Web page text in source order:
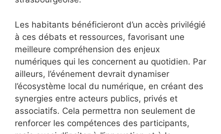
Les habitants bénéficieront d’un accès privilégié
à ces débats et ressources, favorisant une
meilleure compréhension des enjeux
numériques qui les concernent au quotidien. Par
ailleurs, l’événement devrait dynamiser
l’écosystème local du numérique, en créant des
synergies entre acteurs publics, privés et
associatifs. Cela permettra non seulement de
renforcer les compétences des participants,